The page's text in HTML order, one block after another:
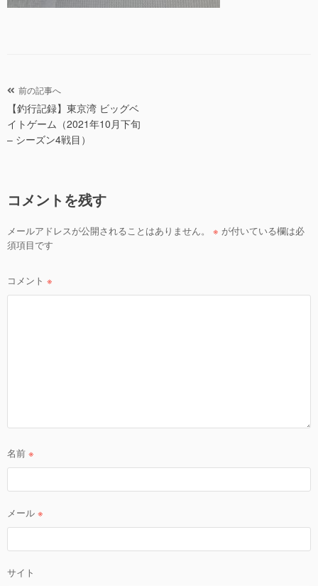
投
稿
ナ
ー
シ
ョ
ン
前の記事へ
【釣行記録】東京湾 ビッグベ
イトゲーム（2021年10月下旬
– シーズン4戦目）
コメントを残す
メールアドレスが公開されることはありません。 ※ が付いている欄は必
須項目です
コメント ※
名前 ※
メール ※
サイト